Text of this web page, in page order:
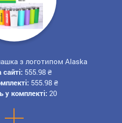
з логотипом Alaska
сайті: 555.98 ₴
555.98 ₴
у комплекті: 20